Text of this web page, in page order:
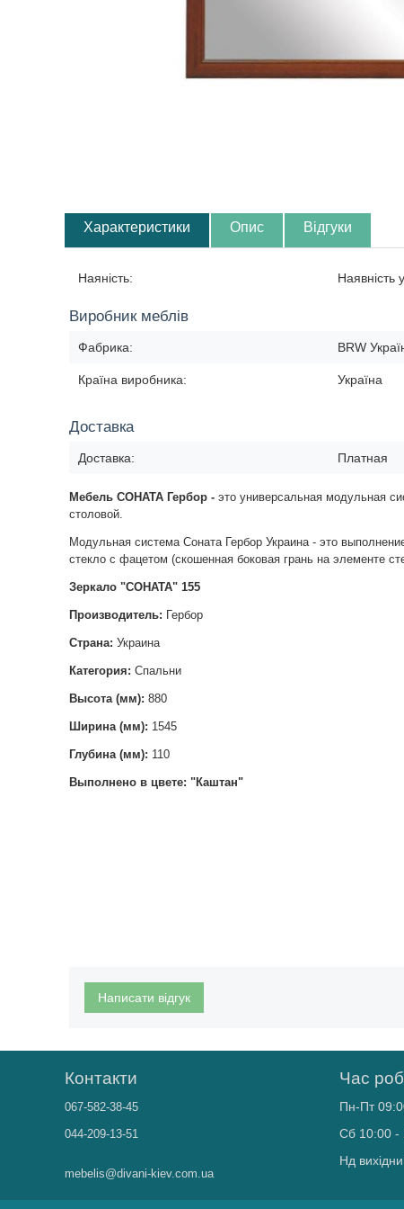
Характеристики Опис Відгуки
Наяність:
Виробник меблів
Фабрика: BRW
Країна виробника: Україна
Доставка
Доставка: Платная
Мебель СОНАТА Гербор - это универсальная модульная
столовой.
Модульная система Соната Гербор Украина - это
стекло с фацетом (скошенная боковая грань на элементе
Зеркало "СОНАТА" 155
Производитель: Гербор
Страна: Украина
Категория: Спальни
Высота (мм): 880
Ширина (мм): 1545
Глубина (мм): 110
Выполнено в цвете: "Каштан"
Написати відгук
Контакти
067-582-38-45
044-209-13-51
mebelis@divani-kiev.com.ua
Час
Пн-Пт
Сб 10:00 -
Нд